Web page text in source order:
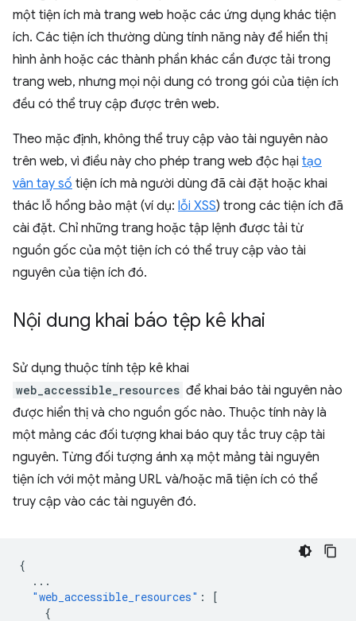
một tiện ích mà trang web hoặc các ứng dụng khác tiện
ích. Các tiện ích thường dùng tính năng này để hiển thị
hình ảnh hoặc các thành phần khác cần được tải trong
trang web, nhưng mọi nội dung có trong gói của tiện ích
đều có thể truy cập được trên web.
Theo mặc định, không thể truy cập vào tài nguyên nào
trên web, vì điều này cho phép trang web độc hại tạo
vân tay số tiện ích mà người dùng đã cài đặt hoặc khai
thác lỗ hổng bảo mật (ví dụ: lỗi XSS) trong các tiện ích đã
cài đặt. Chỉ những trang hoặc tập lệnh được tải từ
nguồn gốc của một tiện ích có thể truy cập vào tài
nguyên của tiện ích đó.
Nội dung khai báo tệp kê khai
Sử dụng thuộc tính tệp kê khai
web_accessible_resources để khai báo tài nguyên nào
được hiển thị và cho nguồn gốc nào. Thuộc tính này là
một mảng các đối tượng khai báo quy tắc truy cập tài
nguyên. Từng đối tượng ánh xạ một mảng tài nguyên
tiện ích với một mảng URL và/hoặc mã tiện ích có thể
truy cập vào các tài nguyên đó.
{
...
"web_accessible_resources" :
[
{